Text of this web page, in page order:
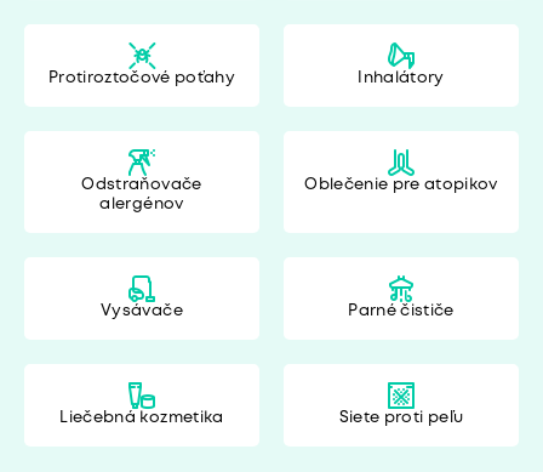
Protiroztočové poťahy Inhalátory
Odstraňovače
alergénov
Oblečenie pre atopikov
Vysávače Parné čističe
Liečebná kozmetika Siete proti peľu